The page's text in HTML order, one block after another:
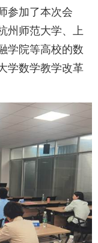
参加了本次会
州师范大学、上
学院等高校的数
学数学教学改革